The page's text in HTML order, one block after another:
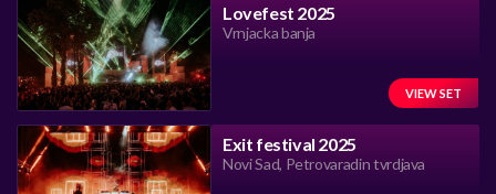
Lovefest 2025
Vrnjacka banja
VIEW SET
Exit festival 2025
Novi Sad, Petrovaradin tvrdjava